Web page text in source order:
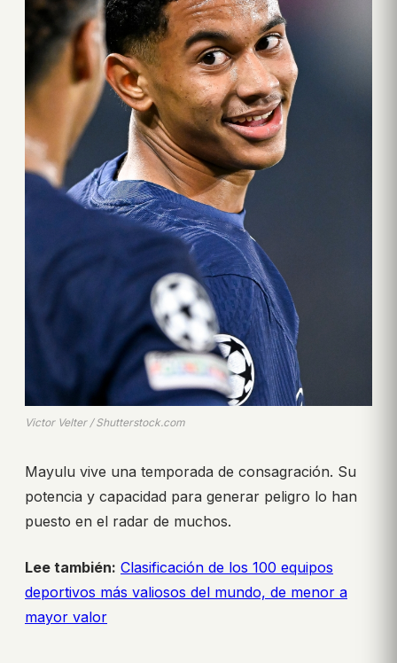
Victor Velter / Shutterstock.com
Mayulu vive una temporada de consagración. Su
potencia y capacidad para generar peligro lo han
puesto en el radar de muchos.
Lee también: Clasificación de los 100 equipos
deportivos más valiosos del mundo, de menor a
mayor valor